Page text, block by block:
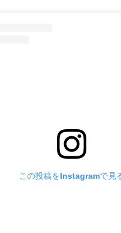
この投稿をInstagramで見